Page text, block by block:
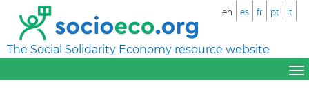
The Social Solidarity Economy resource website
en es fr pt it